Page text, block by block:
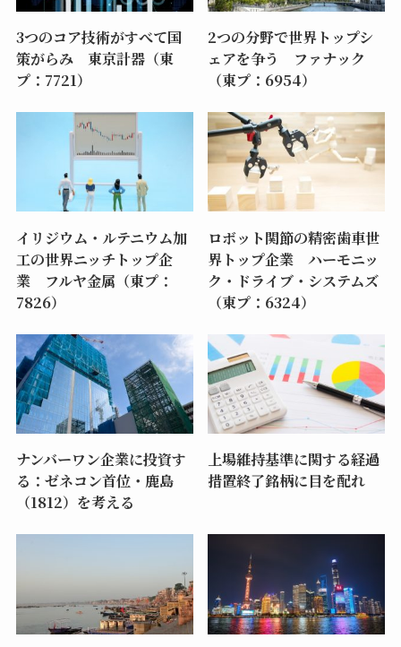
3つのコア技術がすべて国
策がらみ 東京計器（東
プ：7721）
2つの分野で世界トップシ
ェアを争う ファナック
（東プ：6954）
イリジウム・ルテニウム加
工の世界ニッチトップ企
業 フルヤ金属（東プ：
7826）
ロボット関節の精密歯車世
界トップ企業 ハーモニッ
ク・ドライブ・システムズ
（東プ：6324）
ナンバーワン企業に投資す
る：ゼネコン首位・鹿島
（1812）を考える
上場維持基準に関する経過
措置終了銘柄に目を配れ